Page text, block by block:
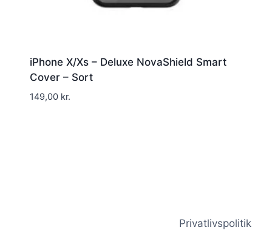
iPhone X/Xs – Deluxe NovaShield Smart
Cover – Sort
149,00 kr.
Privatlivspolitik